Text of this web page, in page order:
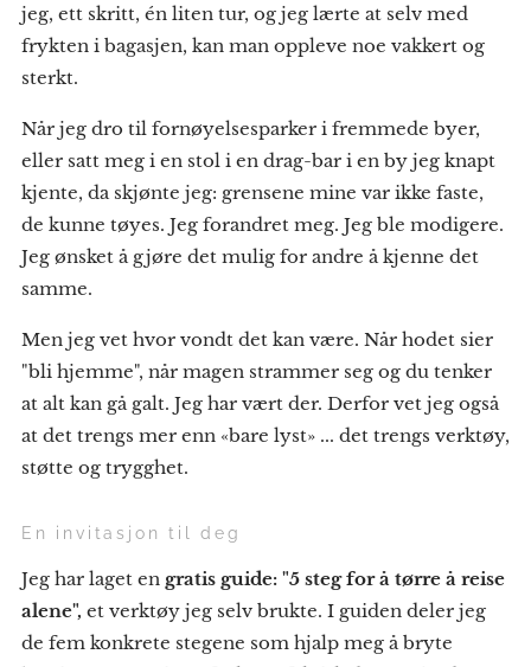
jeg, ett skritt, én liten tur, og jeg lærte at selv med
frykten i bagasjen, kan man oppleve noe vakkert og
sterkt.
Når jeg dro til fornøyelsesparker i fremmede byer,
eller satt meg i en stol i en drag-bar i en by jeg knapt
kjente, da skjønte jeg: grensene mine var ikke faste,
de kunne tøyes. Jeg forandret meg. Jeg ble modigere.
Jeg ønsket å gjøre det mulig for andre å kjenne det
samme.
Men jeg vet hvor vondt det kan være. Når hodet sier
"bli hjemme", når magen strammer seg og du tenker
at alt kan gå galt. Jeg har vært der. Derfor vet jeg også
at det trengs mer enn «bare lyst» ... det trengs verktøy,
støtte og trygghet.
En invitasjon til deg
Jeg har laget en gratis guide: "5 steg for å tørre å reise
alene", et verktøy jeg selv brukte. I guiden deler jeg
de fem konkrete stegene som hjalp meg å bryte